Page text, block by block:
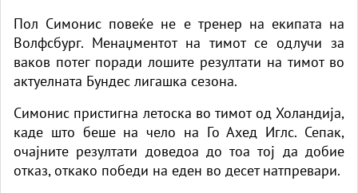
Пол Симонис повеќе не е тренер на екипата на
Волфсбург. Менаџментот на тимот се одлучи за
ваков потег поради лошите резултати на тимот во
актуелната Бундес лигашка сезона.
Симонис пристигна летоска во тимот од Холандија,
каде што беше на чело на Го Ахед Иглс. Сепак,
очајните резултати доведоа до тоа тој да добие
отказ, откако победи на еден во десет натпревари.